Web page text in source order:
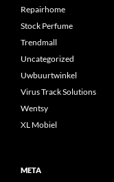
Repairhome
Stock Perfume
Trendmall
Uncategorized
Uwbuurtwinkel
Virus Track Solutions
Wentsy
XL Mobiel
META